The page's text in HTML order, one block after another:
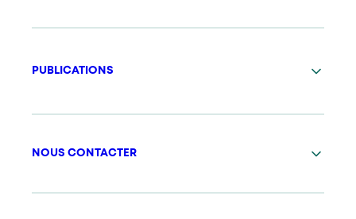
PUBLICATIONS
NOUS CONTACTER